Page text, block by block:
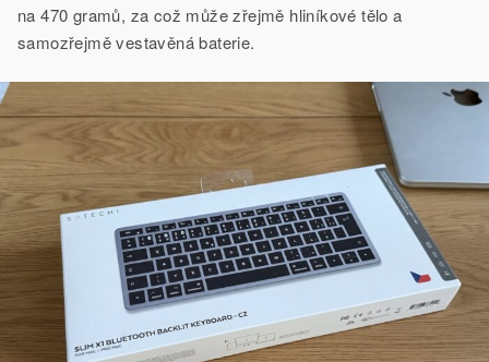
na 470 gramů, za což může zřejmě hliníkové tělo a
samozřejmě vestavěná baterie.